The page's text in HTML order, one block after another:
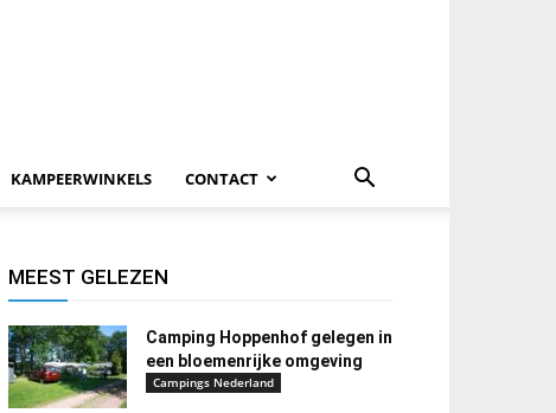
KAMPEERWINKELS CONTACT
MEEST GELEZEN
Camping Hoppenhof gelegen in
een bloemenrijke omgeving
Campings Nederland